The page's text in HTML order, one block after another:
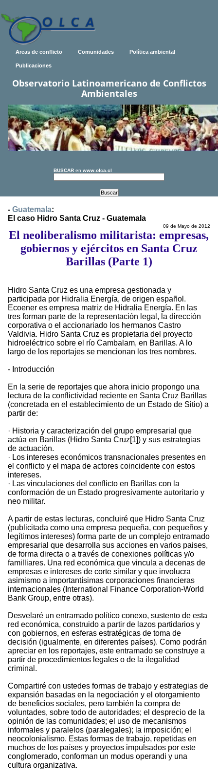
Areas de conflicto Comunidades Política ambiental
Publicaciones
Observatorio Latinoamericano de Conflictos
Ambientales
BUSCAR en www.olca.cl
- Guatemala:
El caso Hidro Santa Cruz - Guatemala
09 de Mayo de 2012
El neoliberalismo militarista: empresas,
gobiernos y ejércitos en Santa Cruz
Barillas (Parte 1)
Hidro Santa Cruz es una empresa gestionada y
participada por Hidralia Energía, de origen español.
Ecoener es empresa matriz de Hidralia Energía. En las
tres forman parte de la representación legal, la dirección
corporativa o el accionariado los hermanos Castro
Valdivia. Hidro Santa Cruz es propietaria del proyecto
hidroeléctrico sobre el río Cambalam, en Barillas. A lo
largo de los reportajes se mencionan los tres nombres.
- Introducción
En la serie de reportajes que ahora inicio propongo una
lectura de la conflictividad reciente en Santa Cruz Barillas
(concretada en el establecimiento de un Estado de Sitio) a
partir de:
· Historia y caracterización del grupo empresarial que
actúa en Barillas (Hidro Santa Cruz[1]) y sus estrategias
de actuación.
· Los intereses económicos transnacionales presentes en
el conflicto y el mapa de actores coincidente con estos
intereses.
· Las vinculaciones del conflicto en Barillas con la
conformación de un Estado progresivamente autoritario y
neo militar.
A partir de estas lecturas, concluiré que Hidro Santa Cruz
(publicitada como una empresa pequeña, con pequeños y
legítimos intereses) forma parte de un complejo entramado
empresarial que desarrolla sus acciones en varios paises,
de forma directa o a través de conexiones políticas y/o
familliares. Una red económica que vincula a decenas de
empresas e intereses de corte similar y que involucra
asimismo a importantísimas corporaciones financieras
internacionales (International Finance Corporation-World
Bank Group, entre otras).
Desvelaré un entramado político conexo, sustento de esta
red económica, construido a partir de lazos partidarios y
con gobiernos, en esferas estratégicas de toma de
decisión (igualmente, en diferentes países). Como podrán
apreciar en los reportajes, este entramado se construye a
partir de procedimientos legales o de la ilegalidad
criminal.
Compartiré con ustedes formas de trabajo y estrategias de
expansión basadas en la negociación y el otorgamiento
de beneficios sociales, pero también la compra de
voluntades, sobre todo de autoridades; el desprecio de la
opinión de las comunidades; el uso de mecanismos
informales y paralelos (paralegales); la imposición; el
neocolonialismo. Estas formas de trabajo, repetidas en
muchos de los países y proyectos impulsados por este
conglomerado, conforman un modus operandi y una
cultura organizativa.